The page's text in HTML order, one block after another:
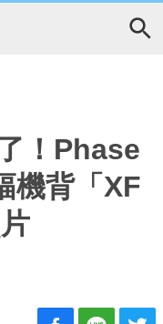
！Phase
機背「XF